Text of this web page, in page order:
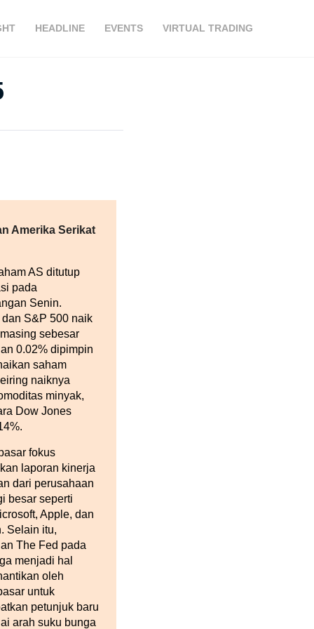
HEADLINE EVENTS VIRTUAL TRADING
Amerika Serikat
AS ditutup
pada
Senin.
S&P 500 naik
sebesar
0.02% dipimpin
saham
naiknya
minyak,
Dow Jones
fokus
laporan kinerja
dari perusahaan
besar seperti
Apple, dan
Selain itu,
The Fed pada
menjadi hal
oleh
untuk
petunjuk baru
arah suku bunga